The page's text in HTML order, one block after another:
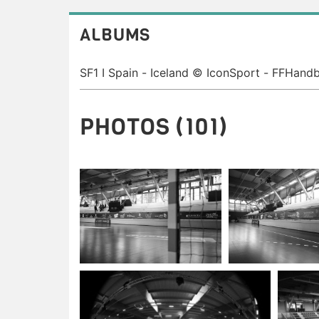
ALBUMS
PHOTOS (101)